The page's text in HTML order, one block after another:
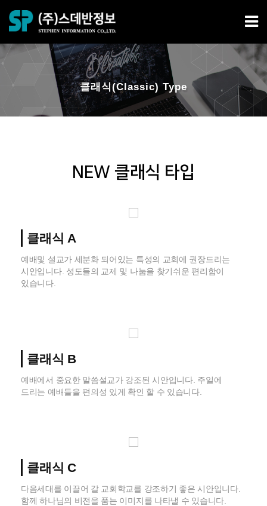
클래식(Classic) Type
NEW 클래식 타입
클래식 A
예배및 설교가 세분화 되어있는 특성의 교회에 권장드리는
시안입니다. 성도들의 교제 및 나눔을 찾기쉬운 편리함이
있습니다.
클래식 B
예배에서 중요한 말씀설교가 강조된 시안입니다. 주일에
드리는 예배들을 편의성 있게 확인 할 수 있습니다.
클래식 C
다음세대를 이끌어 갈 교회학교를 강조하기 좋은 시안입니다.
함께 하나님의 비전을 품는 이미지를 나타낼 수 있습니다.